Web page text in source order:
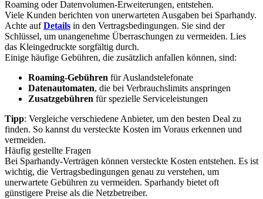
Roaming oder Datenvolumen-Erweiterungen, entstehen.
Viele Kunden berichten von unerwarteten Ausgaben bei Sparhandy.
Achte aufDetails in den Vertragsbedingungen. Sie sind der
Schlüssel, um unangenehme Überraschungen zu vermeiden. Lies
das Kleingedruckte sorgfältig durch.
Einige häufige Gebühren, die zusätzlich anfallen können, sind:
Roaming-Gebühren für Auslandstelefonate
Datenautomaten, die bei Verbrauchslimits anspringen
Zusatzgebühren für spezielle Serviceleistungen
Tipp: Vergleiche verschiedene Anbieter, um den besten Deal zu
finden. So kannst du versteckte Kosten im Voraus erkennen und
vermeiden.
Häufig gestellte Fragen
Bei Sparhandy-Verträgen können versteckte Kosten entstehen. Es ist
wichtig, die Vertragsbedingungen genau zu verstehen, um
unerwartete Gebühren zu vermeiden. Sparhandy bietet oft
günstigere Preise als die Netzbetreiber.